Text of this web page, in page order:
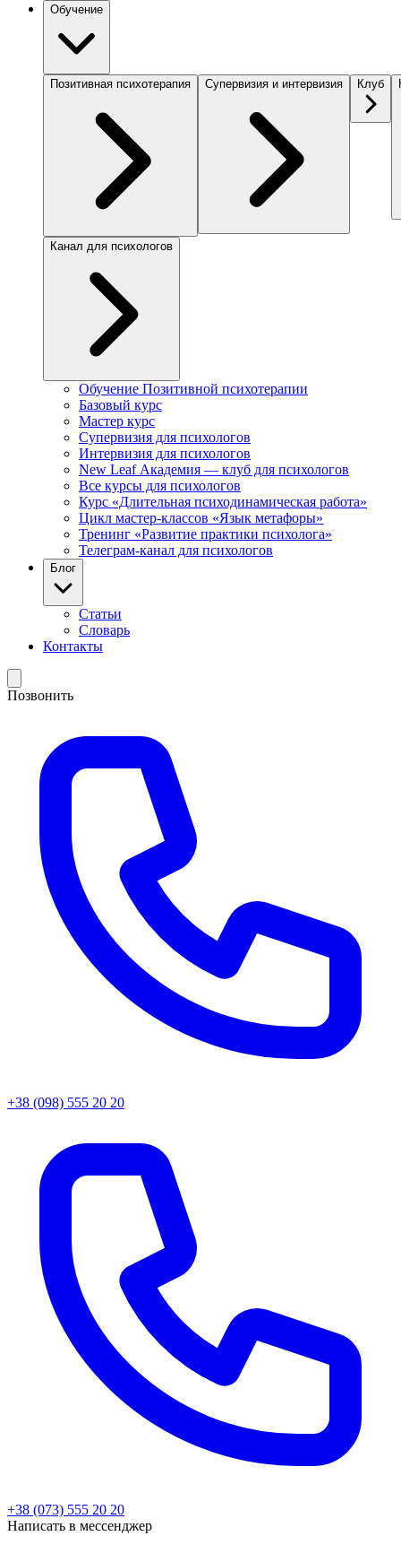
Обучение
Позитивная психотерапия Супервизия и интервизия Клуб
Канал для психологов
Обучение Позитивной психотерапии
Базовый курс
Мастер курс
Супервизия для психологов
Интервизия для психологов
New Leaf Академия — клуб для психологов
Все курсы для психологов
Курс «Длительная психодинамическая работа»
Цикл мастер-классов «Язык метафоры»
Тренинг «Развитие практики психолога»
Телеграм-канал для психологов
Блог
Статьи
Словарь
Контакты
Позвонить
+38 (098) 555 20 20
+38 (073) 555 20 20
Написать в мессенджер